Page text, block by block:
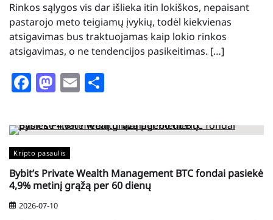
Rinkos sąlygos vis dar išlieka itin lokiškos, nepaisant
pastarojo meto teigiamų įvykių, todėl kiekvienas
atsigavimas bus traktuojamas kaip lokio rinkos
atsigavimas, o ne tendencijos pasikeitimas. […]
Facebook
Mastodon
Email
Kripto pasaulis
Bybit’s Private Wealth Management BTC fondai pasiekė
4,9% metinį grąžą per 60 dienų
2026-07-10